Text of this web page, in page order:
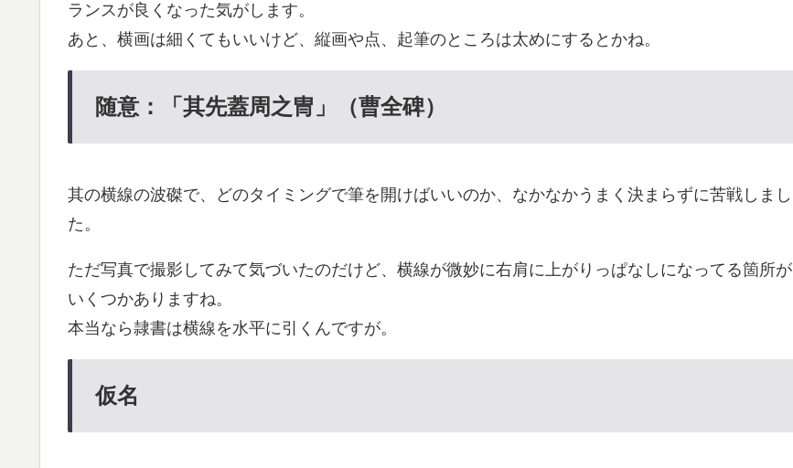
ランスが良くなった気がします。
あと、横画は細くてもいいけど、縦画や点、起筆のところは太めにするとかね。
随意：「其先蓋周之冑」（曹全碑）
其の横線の波磔で、どのタイミングで筆を開けばいいのか、なかなかうまく決まらずに苦戦しまし
た。
ただ写真で撮影してみて気づいたのだけど、横線が微妙に右肩に上がりっぱなしになってる箇所が
いくつかありますね。
本当なら隷書は横線を水平に引くんですが。
仮名